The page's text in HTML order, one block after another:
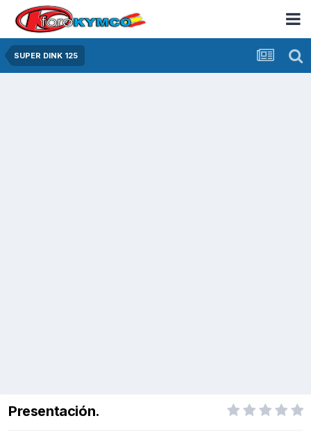
SUPER DINK 125
Presentación.